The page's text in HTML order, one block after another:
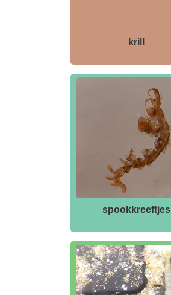
krill
spookkreeftjes